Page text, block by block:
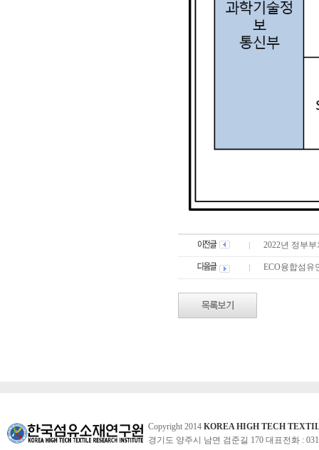
2022년 정부
ECO융합섬유
Copyright 2014 KOREA HIGH TECH
경기도 양주시 남면 검준길 170 대표전화 :